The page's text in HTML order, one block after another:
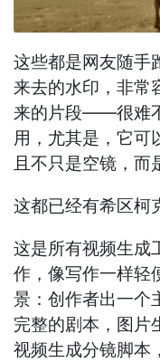
这些都是网友随手
来去的水印，非常
来的片段——很难
用，尤其是，它可
且不只是空镜，而
这都已经有希区柯
这是所有视频生成
作，像写作一样轻
景：创作者出一个
完整的剧本，图片
视频生成分镜脚